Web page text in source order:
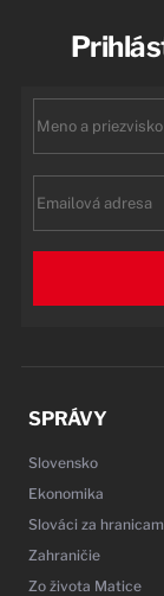
SPRÁVY
Slovensko
Ekonomika
Slováci za
Zahraničie
Zo života Matice